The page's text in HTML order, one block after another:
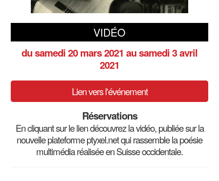
VIDÉO
du samedi 20 mars 2021 au samedi 3 avril
2021
Lien vers l'événement
Réservations
En cliquant sur le lien découvrez la vidéo, publiée sur la
nouvelle plateforme ptyxel.net qui rassemble la poésie
multimédia réalisée en Suisse occidentale.